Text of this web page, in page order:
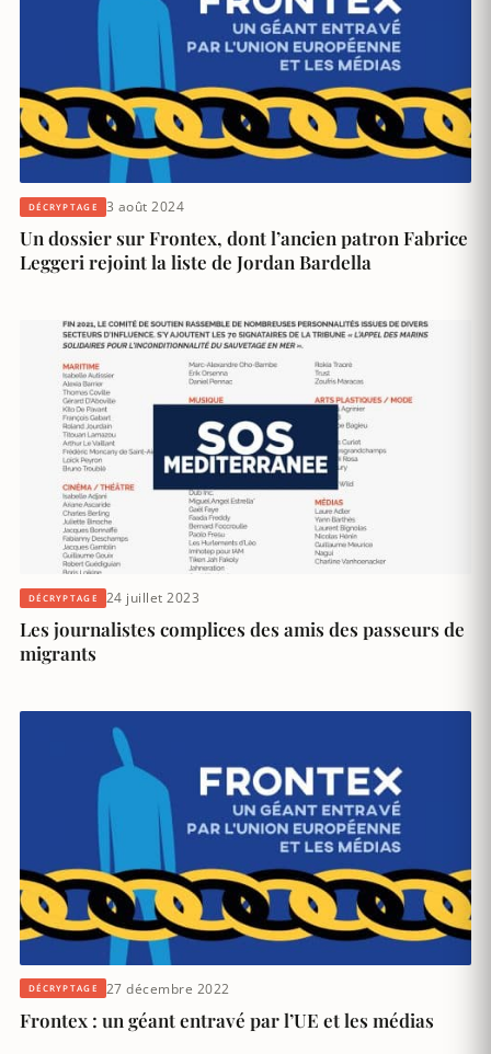
DÉCRYPTAGE 3 août 2024
Un dossier sur Frontex, dont l’ancien patron Fabrice
Leggeri rejoint la liste de Jordan Bardella
DÉCRYPTAGE 24 juillet 2023
Les journalistes complices des amis des passeurs de
migrants
DÉCRYPTAGE 27 décembre 2022
Frontex : un géant entravé par l’UE et les médias